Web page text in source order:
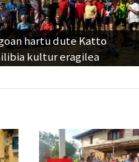
hartu dute Katto
kultur eragilea